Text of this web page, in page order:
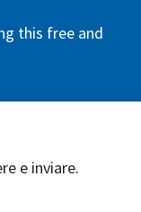
this free and
e inviare.